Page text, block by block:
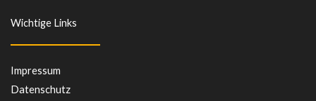
b
o
a
r
m
Wichtige Links
Impressum
Datenschutz